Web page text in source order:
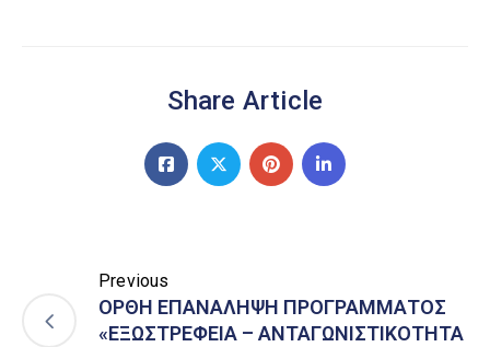
Share Article
Previous
ΟΡΘΗ ΕΠΑΝΑΛΗΨΗ ΠΡΟΓΡΑΜΜΑΤΟΣ
«ΕΞΩΣΤΡΕΦΕΙΑ – ΑΝΤΑΓΩΝΙΣΤΙΚΟΤΗΤΑ